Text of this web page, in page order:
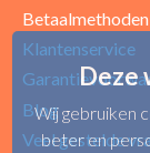
Betaalmethoden
Klantenservice
Blog
Veel gestelde
Deze
Wij gebruiken
beter en